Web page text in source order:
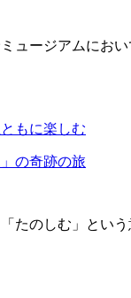
ュージアムにお
もに楽しむ
の奇跡の旅
たのしむ」とい